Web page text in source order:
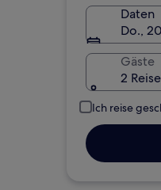
Daten
Do.,
Gäste
2
Ich reise